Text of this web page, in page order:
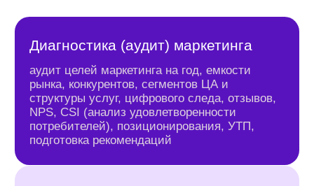
эффективность
маркетингав отеле
по критериям
коммерческого
директора, который
ведет клиентские
проекты